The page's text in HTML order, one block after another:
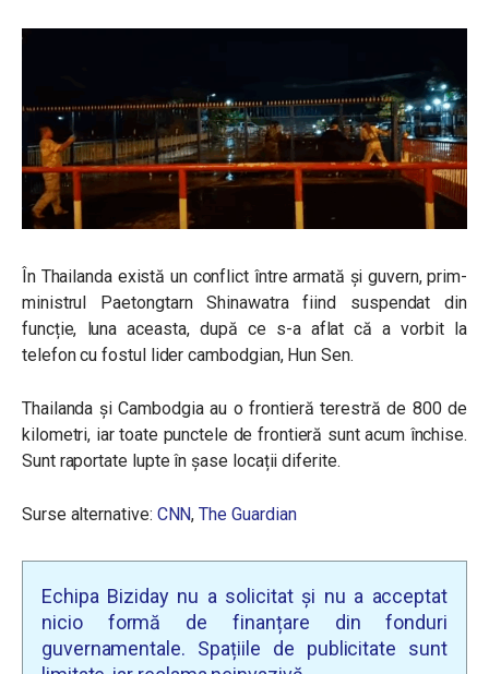
În Thailanda există un conflict între armată și guvern, prim-
ministrul Paetongtarn Shinawatra fiind suspendat din
funcție, luna aceasta, după ce s-a aflat că a vorbit la
telefon cu fostul lider cambodgian, Hun Sen.
Thailanda și Cambodgia au o frontieră terestră de 800 de
kilometri, iar toate punctele de frontieră sunt acum închise.
Sunt raportate lupte în șase locații diferite.
Surse alternative: CNN,The Guardian
Echipa Biziday nu a solicitat și nu a acceptat
nicio formă de finanțare din fonduri
guvernamentale. Spațiile de publicitate sunt